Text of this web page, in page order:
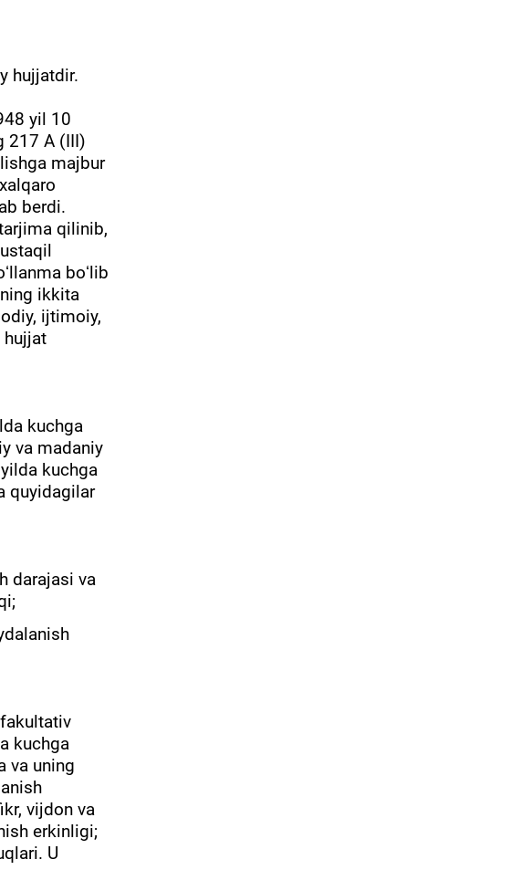
hujjatdir.
yil 10
217 A (III)
majbur
berdi.
qilinib,
boʻlib
ikkita
ijtimoiy,
hujjat
kuchga
va madaniy
kuchga
quyidagilar
darajasi va
kuchga
va uning
vijdon va
erkinligi;
U